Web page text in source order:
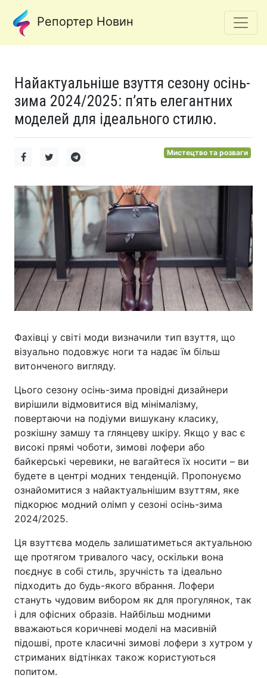
Репортер Новин
Найактуальніше взуття сезону осінь-
зима 2024/2025: п’ять елегантних
моделей для ідеального стилю.
Мистецтво та розваги
Фахівці у світі моди визначили тип взуття, що
візуально подовжує ноги та надає їм більш
витонченого вигляду.
Цього сезону осінь-зима провідні дизайнери
вирішили відмовитися від мінімалізму,
повертаючи на подіуми вишукану класику,
розкішну замшу та глянцеву шкіру. Якщо у вас є
високі прямі чоботи, зимові лофери або
байкерські черевики, не вагайтеся їх носити – ви
будете в центрі модних тенденцій. Пропонуємо
ознайомитися з найактуальнішим взуттям, яке
підкорює модний олімп у сезоні осінь-зима
2024/2025.
Ця взуттєва модель залишатиметься актуальною
ще протягом тривалого часу, оскільки вона
поєднує в собі стиль, зручність та ідеально
підходить до будь-якого вбрання. Лофери
стануть чудовим вибором як для прогулянок, так
і для офісних образів. Найбільш модними
вважаються коричневі моделі на масивній
підошві, проте класичні зимові лофери з хутром у
стриманих відтінках також користуються
попитом.